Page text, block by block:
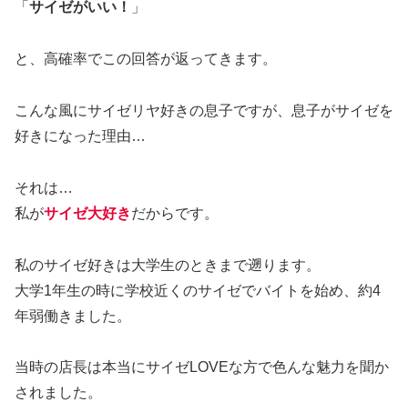
「 サイゼがいい！ 」
と、高確率でこの回答が返ってきます。
こんな風にサイゼリヤ好きの息子ですが、息子がサイゼを
好きになった理由…
それは…
私がサイゼ大好きだからです。
私のサイゼ好きは大学生のときまで遡ります。
大学1年生の時に学校近くのサイゼでバイトを始め、約4
年弱働きました。
当時の店長は本当にサイゼLOVEな方で色んな魅力を聞か
されました。